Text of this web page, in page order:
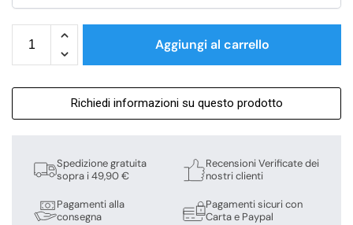
Aggiungi al carrello
Richiedi informazioni su questo prodotto
Spedizione gratuita
sopra i 49,90 €
Pagamenti alla
consegna
Recensioni Verificate dei
nostri clienti
Pagamenti sicuri con
Carta e Paypal